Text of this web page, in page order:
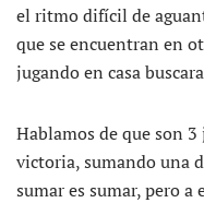
el ritmo difícil de
que se encuentran en
jugando en casa
Hablamos de que son
victoria, sumando una
sumar es sumar, pero